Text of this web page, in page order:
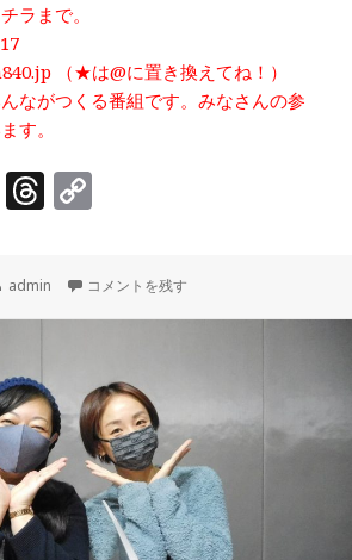
ラまで。
（★は@に置き換えてね！）
ながつくる番組です。みなさんの参
す。
Li T
e
d
s
p
y
n
k
作
admin 独身の頃から銀座住まい！ 銀座ママ友
コメントを残す